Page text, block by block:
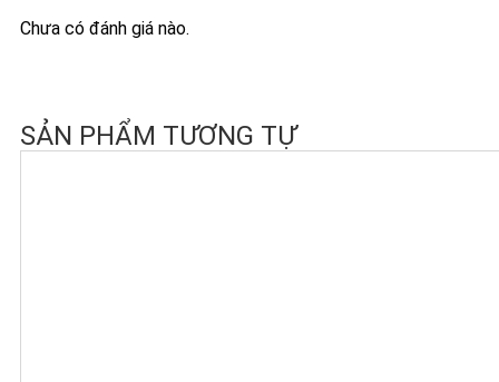
Chưa có đánh giá nào.
SẢN PHẨM TƯƠNG TỰ